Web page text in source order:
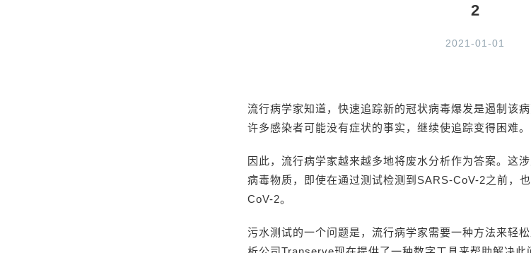
2
2021-01-01
流行病学家知道，快速追踪新的冠状病毒爆发是遏制该
许多感染者可能没有症状的事实，继续使追踪变得困难。
因此，流行病学家越来越多地将废水分析作为答案。这
病毒物质，即使在通过测试检测到SARS-CoV-2之前，
CoV-2。
污水测试的一个问题是，流行病学家需要一种方法来轻